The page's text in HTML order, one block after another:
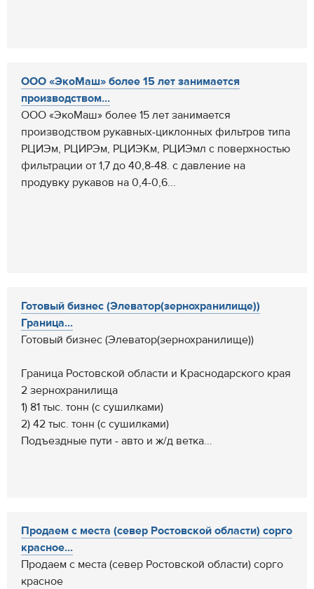
ООО «ЭкоМаш» более 15 лет занимается
производством...
ООО «ЭкоМаш» более 15 лет занимается
производством рукавных-циклонных фильтров типа
РЦИЭм, РЦИРЭм, РЦИЭКм, РЦИЭмл с поверхностью
фильтрации от 1,7 до 40,8-48. с давление на
продувку рукавов на 0,4-0,6...
Готовый бизнес (Элеватор(зернохранилище))
Граница...
Готовый бизнес (Элеватор(зернохранилище))
Граница Ростовской области и Краснодарского края
2 зернохранилища
1) 81 тыс. тонн (с сушилками)
2) 42 тыс. тонн (с сушилками)
Подъездные пути - авто и ж/д ветка...
Продаем с места (север Ростовской области) сорго
красное...
Продаем с места (север Ростовской области) сорго
красное